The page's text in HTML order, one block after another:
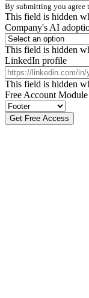
By submitting you agree
This field is hidden
Company's AI
This field is hidden
LinkedIn profile
This field is hidden
Free Account Module